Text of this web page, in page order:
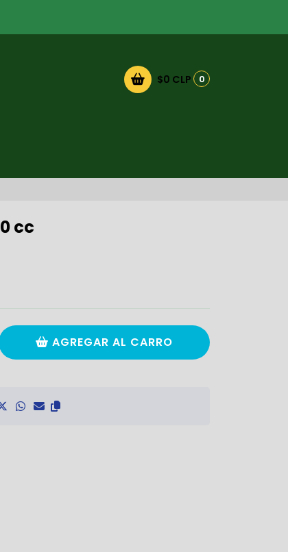
$0 CLP 0
cc
AGREGAR AL CARRO